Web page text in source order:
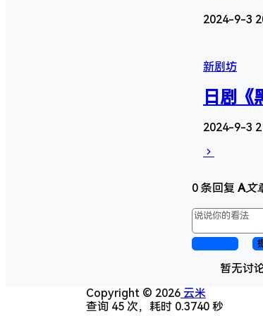
2024-9-3
新剧坊
日剧《
2024-9-3
0 条回复 A文
暂无讨
Copyright © 2026 云米
查询 45 次，耗时 0.3740 秒